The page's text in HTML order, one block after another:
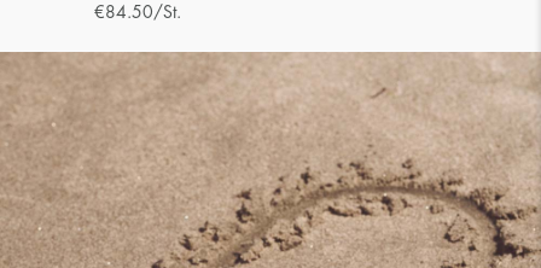
€84.50/St.